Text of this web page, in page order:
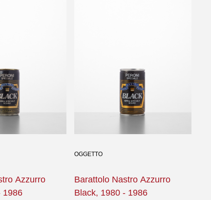
Azzurro
1986
OGGETTO
Barattolo Nastro Azzurro
Black, 1980 - 1986